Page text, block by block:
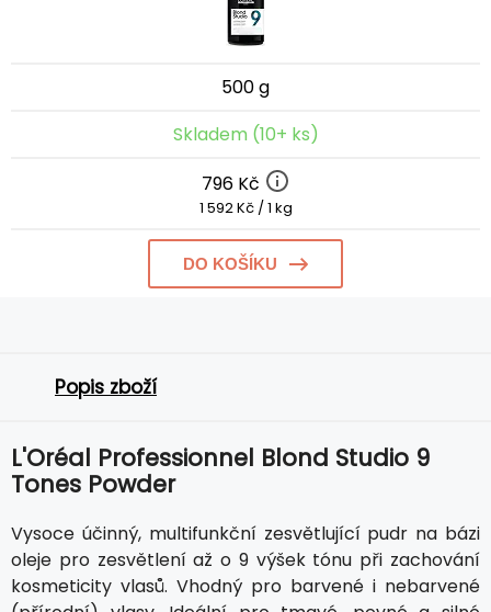
500 g
Skladem (10+ ks)
796 Kč
1 592 Kč / 1 kg
DO KOŠÍKU
Popis zboží
L'Oréal Professionnel Blond Studio 9
Tones Powder
Vysoce účinný, multifunkční zesvětlující pudr na bázi
oleje pro zesvětlení až o 9 výšek tónu při zachování
kosmeticity vlasů. Vhodný pro barvené i nebarvené